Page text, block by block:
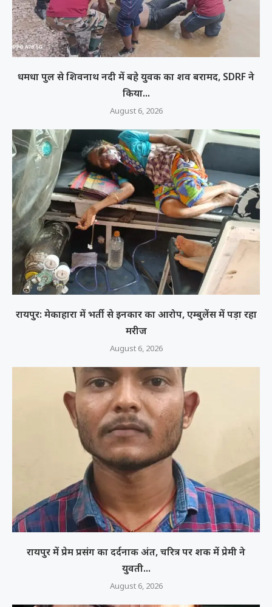
धमधा पुल से शिवनाथ नदी में बहे युवक का शव बरामद, SDRF ने
किया...
August 6, 2026
रायपुर: मेकाहारा में भर्ती से इनकार का आरोप, एम्बुलेंस में पड़ा रहा
मरीज
August 6, 2026
रायपुर में प्रेम प्रसंग का दर्दनाक अंत, चरित्र पर शक में प्रेमी ने
युवती...
August 6, 2026